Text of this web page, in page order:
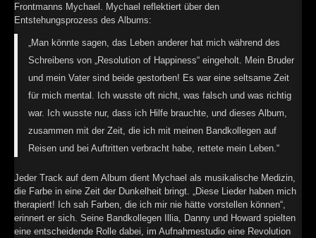
►
►
►
►
►
►
►
►
►
Frontmanns Mychael. Mychael reflektiert über den
Entstehungsprozess des Albums:
„Man könnte sagen, das Leben anderer hat mich während des
Schreibens von „Resolution of Happiness“ eingeholt. Mein Bruder
und mein Vater sind beide gestorben! Es war eine seltsame Zeit
für mich mental. Ich wusste oft nicht, was falsch und was richtig
war. Ich wusste nur, dass ich Hilfe brauchte, und dieses Album,
zusammen mit der Zeit, die ich mit meinen Bandkollegen auf
Reisen und bei Auftritten verbracht habe, rettete mein Leben.“
Jeder Track auf dem Album dient Mychael als musikalische Medizin,
die Farbe in eine Zeit der Dunkelheit bringt. „Diese Lieder haben mich
therapiert! Ich sah Farben, die ich mir nie hätte vorstellen können“,
erinnert er sich. Seine Bandkollegen Illia, Danny und Howard spielten
eine entscheidende Rolle dabei, im Aufnahmestudio eine Revolution